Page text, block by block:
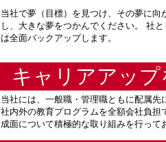
当社で夢（目標）を見つけ、その夢に向
し、大きな夢をつかんでください。 社
は全面バックアップします。
キャリアアップ
当社には、一般職・管理職ともに配属先
社内外の教育プログラムを全額会社負
成面について積極的な取り組みを行って